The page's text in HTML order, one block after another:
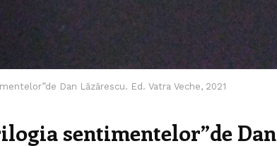
Dan Lăzărescu. Ed. Vatra Veche, 2021
sentimentelor”de Dan